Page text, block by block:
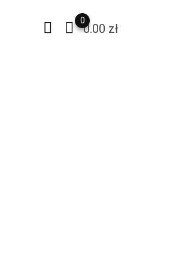
0.00 zł
0